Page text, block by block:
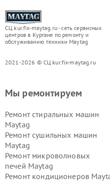
СЦ kur.fix-maytag.ru - сеть сервисных
центров в Кургане по ремонту и
обслуживанию техники Maytag
2021-2026 © СЦ kur.fix-maytag.ru
Мы ремонтируем
Ремонт стиральных машин
Maytag
Ремонт сушильных машин
Maytag
Ремонт микроволновых
печей Maytag
Ремонт кондиционеров